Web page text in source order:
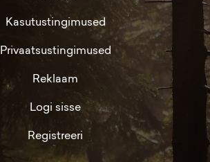
Kasutustingimused
Privaatsustingimused
Reklaam
Logi sisse
Registreeri